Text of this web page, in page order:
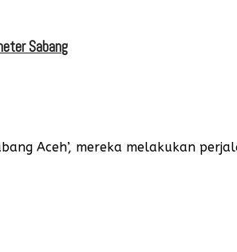
Sabang
Aceh’, mereka melakukan